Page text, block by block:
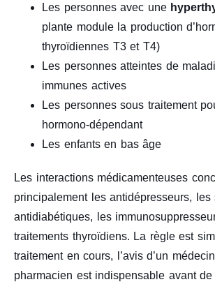
Les personnes avec une
plante module la production
thyroïdiennes T3 et T4)
Les personnes atteintes de
immunes actives
Les personnes sous traitement
hormono-dépendant
Les enfants en bas âge
Les interactions médicamenteuses
principalement les antidépresseurs, les
antidiabétiques, les
traitements thyroïdiens. La règle est
traitement en cours, l’avis d’un
pharmacien est indispensable avant